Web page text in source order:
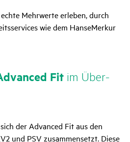
Mehrwerte erleben, durch
wie dem HanseMerkur
Fit im Über­
der Advanced Fit aus den
und PSV zusammensetzt. Diese